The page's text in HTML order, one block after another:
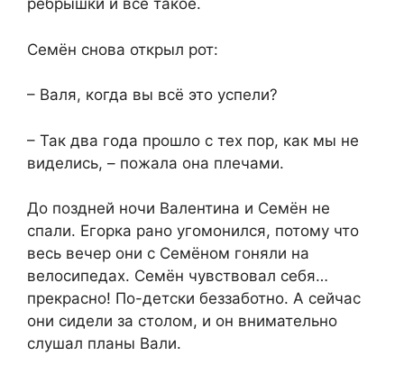
рёбрышки и всё такое.
Семён снова открыл рот:
– Валя, когда вы всё это успели?
– Так два года прошло с тех пор, как мы не
виделись, – пожала она плечами.
До поздней ночи Валентина и Семён не
спали. Егорка рано угомонился, потому что
весь вечер они с Семёном гоняли на
велосипедах. Семён чувствовал себя…
прекрасно! По-детски беззаботно. А сейчас
они сидели за столом, и он внимательно
слушал планы Вали.